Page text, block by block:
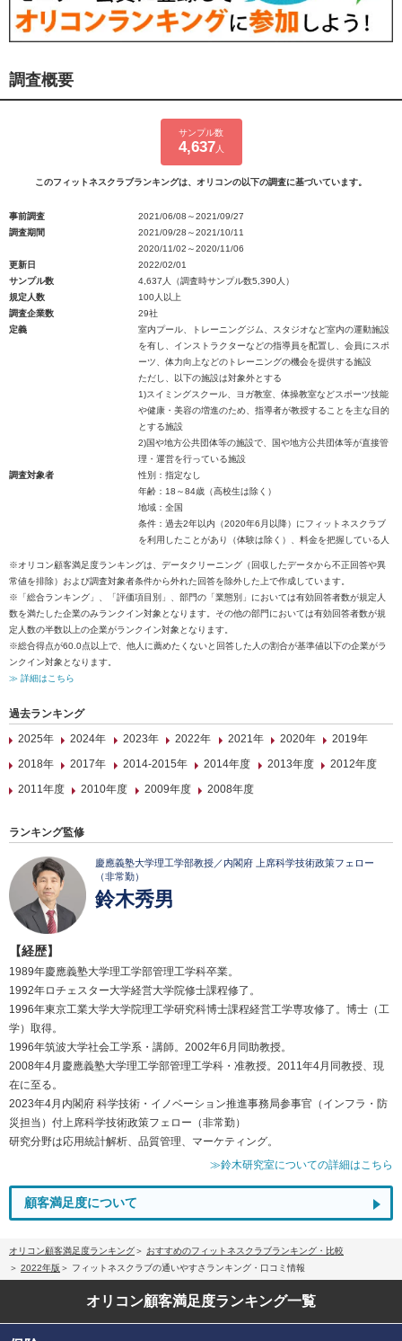
調査概要
サンプル数
4,637 人
このフィットネスクラブランキングは、オリコンの以下の調査に基づいています。
事前調査
2021/06/08～2021/09/27
調査期間
2021/09/28～2021/10/11
2020/11/02～2020/11/06
更新日
2022/02/01
サンプル数
4,637人（調査時サンプル数5,390人）
規定人数
100人以上
調査企業数
29社
定義
室内プール、トレーニングジム、スタジオなど室内の運動施設
を有し、インストラクターなどの指導員を配置し、会員にスポ
ーツ、体力向上などのトレーニングの機会を提供する施設
ただし、以下の施設は対象外とする
1)スイミングスクール、ヨガ教室、体操教室などスポーツ技能
や健康・美容の増進のため、指導者が教授することを主な目的
とする施設
2)国や地方公共団体等の施設で、国や地方公共団体等が直接管
理・運営を行っている施設
調査対象者
性別：指定なし
年齢：18～84歳（高校生は除く）
地域：全国
条件：過去2年以内（2020年6月以降）にフィットネスクラブ
を利用したことがあり（体験は除く）、料金を把握している人
※オリコン顧客満足度ランキングは、データクリーニング（回収したデータから不正回答や異
常値を排除）および調査対象者条件から外れた回答を除外した上で作成しています。
※「総合ランキング」、「評価項目別」、部門の「業態別」においては有効回答者数が規定人
数を満たした企業のみランクイン対象となります。その他の部門においては有効回答者数が規
定人数の半数以上の企業がランクイン対象となります。
※総合得点が60.0点以上で、他人に薦めたくないと回答した人の割合が基準値以下の企業がラ
ンクイン対象となります。
≫ 詳細はこちら
過去ランキング
2025年
2024年 2023年 2022年 2021年 2020年
2019年
2018年
2017年 2014-2015年 2014年度 2013年度
2012年度
2011年度
2010年度 2009年度 2008年度
ランキング監修
慶應義塾大学理工学部教授／内閣府 上席科学技術政策フェロー
（非常勤）
鈴木秀男
【経歴】
1989年慶應義塾大学理工学部管理工学科卒業。
1992年ロチェスター大学経営大学院修士課程修了。
1996年東京工業大学大学院理工学研究科博士課程経営工学専攻修了。博士（工
学）取得。
1996年筑波大学社会工学系・講師。2002年6月同助教授。
2008年4月慶應義塾大学理工学部管理工学科・准教授。2011年4月同教授、現
在に至る。
2023年4月内閣府 科学技術・イノベーション推進事務局参事官（インフラ・防
災担当）付上席科学技術政策フェロー（非常勤）
研究分野は応用統計解析、品質管理、マーケティング。
≫鈴木研究室についての詳細はこちら
顧客満足度について
オリコン顧客満足度ランキング
おすすめのフィットネスクラブランキング・比較
2022年版
フィットネスクラブの通いやすさランキング・口コミ情報
オリコン顧客満足度ランキング一覧